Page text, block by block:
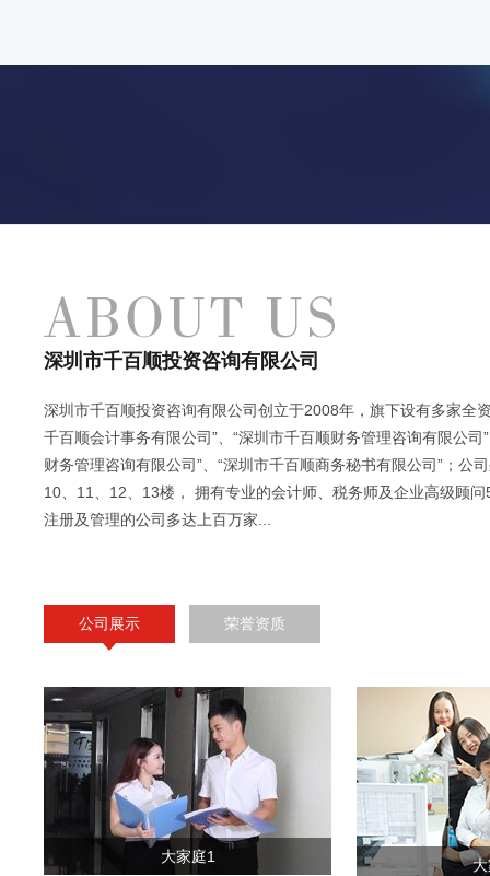
深圳市千百顺投资咨询有限公司
深圳市千百顺投资咨询有限公司创立于2008年，旗下设有多家全
千百顺会计事务有限公司”、“深圳市千百顺财务管理咨询有限公司
财务管理咨询有限公司”、“深圳市千百顺商务秘书有限公司”；公
10、11、12、13楼， 拥有专业的会计师、税务师及企业高级顾
注册及管理的公司多达上百万家...
公司展示 荣誉资质
大家庭1